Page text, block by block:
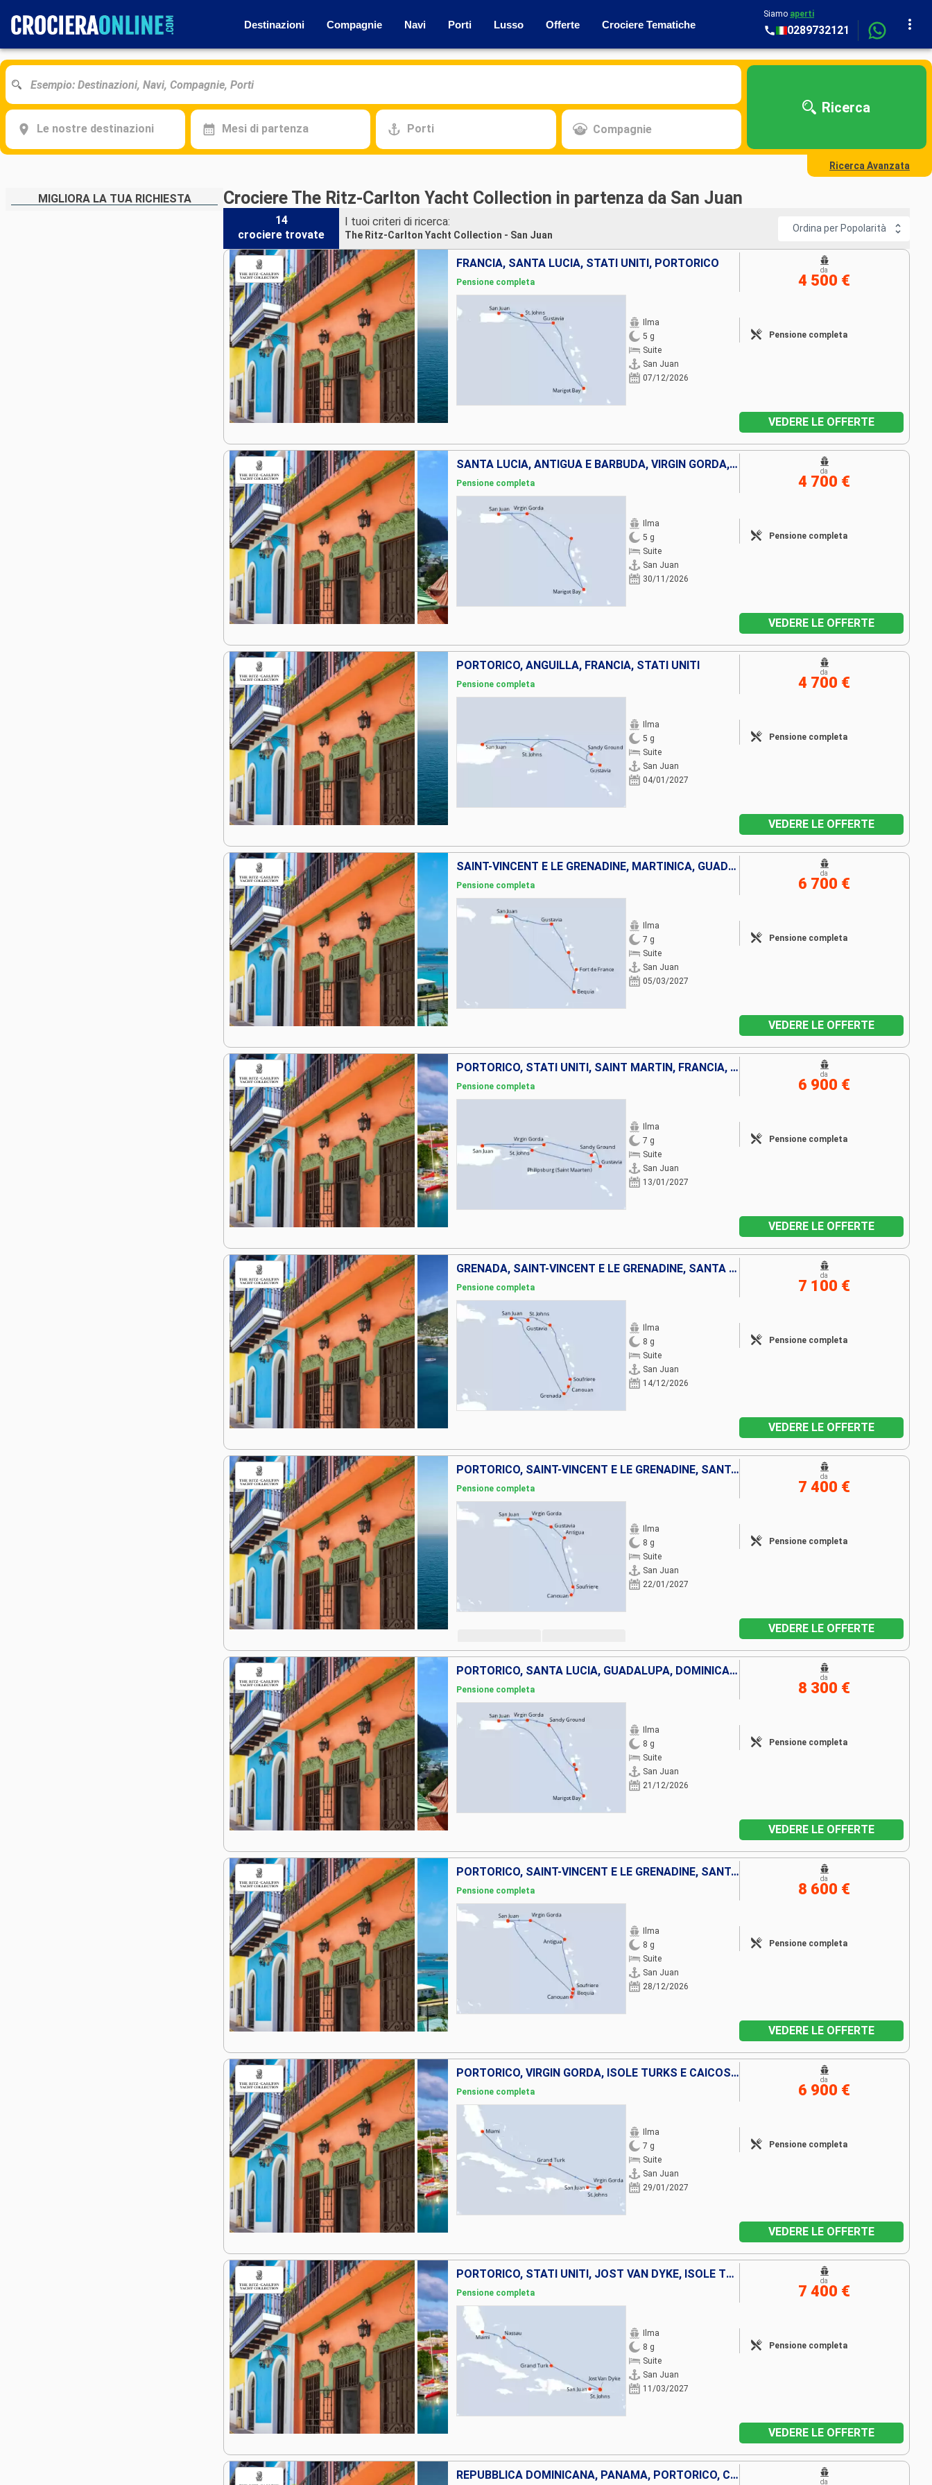
Destinazioni Compagnie Navi Porti Lusso Offerte Crociere Tematiche
Siamo aperti
0289732121
Le nostre destinazioni Mesi di partenza Porti Compagnie
Ricerca
Ricerca Avanzata
MIGLIORA LA TUA RICHIESTA Crociere The Ritz-Carlton Yacht Collection in partenza da San Juan
14
crociere trovate
I tuoi criteri di ricerca:
The Ritz-Carlton Yacht Collection - San Juan
Ordina per Popolarità
FRANCIA, SANTA LUCIA, STATI UNITI, PORTORICO
Pensione completa
Ilma
5 g
Suite
San Juan
07/12/2026
Pensione completa
da
4 500 €
VEDERE LE OFFERTE
SANTA LUCIA, ANTIGUA E BARBUDA, VIRGIN GORDA, PORTORICO
Pensione completa
Ilma
5 g
Suite
San Juan
30/11/2026
Pensione completa
da
4 700 €
VEDERE LE OFFERTE
PORTORICO, ANGUILLA, FRANCIA, STATI UNITI
Pensione completa
Ilma
5 g
Suite
San Juan
04/01/2027
Pensione completa
da
4 700 €
VEDERE LE OFFERTE
SAINT-VINCENT E LE GRENADINE, MARTINICA, GUADALUPA, FRANCIA, PORTORICO
Pensione completa
Ilma
7 g
Suite
San Juan
05/03/2027
Pensione completa
da
6 700 €
VEDERE LE OFFERTE
PORTORICO, STATI UNITI, SAINT MARTIN, FRANCIA, ANGUILLA, VIRGIN GORDA
Pensione completa
Ilma
7 g
Suite
San Juan
13/01/2027
Pensione completa
da
6 900 €
VEDERE LE OFFERTE
GRENADA, SAINT-VINCENT E LE GRENADINE, SANTA LUCIA, FRANCIA, STATI UNITI, PORTORICO
Pensione completa
Ilma
8 g
Suite
San Juan
14/12/2026
Pensione completa
da
7 100 €
VEDERE LE OFFERTE
PORTORICO, SAINT-VINCENT E LE GRENADINE, SANTA LUCIA, ANTIGUA E BARBUDA, FRANCIA, VIRGIN GORDA
Pensione completa
Ilma
8 g
Suite
San Juan
22/01/2027
Pensione completa
da
7 400 €
VEDERE LE OFFERTE
PORTORICO, SANTA LUCIA, GUADALUPA, DOMINICA, ANGUILLA, VIRGIN GORDA
Pensione completa
Ilma
8 g
Suite
San Juan
21/12/2026
Pensione completa
da
8 300 €
VEDERE LE OFFERTE
PORTORICO, SAINT-VINCENT E LE GRENADINE, SANTA LUCIA, ANTIGUA E BARBUDA, VIRGIN GORDA
Pensione completa
Ilma
8 g
Suite
San Juan
28/12/2026
Pensione completa
da
8 600 €
VEDERE LE OFFERTE
PORTORICO, VIRGIN GORDA, ISOLE TURKS E CAICOS, STATI UNITI
Pensione completa
Ilma
7 g
Suite
San Juan
29/01/2027
Pensione completa
da
6 900 €
VEDERE LE OFFERTE
PORTORICO, STATI UNITI, JOST VAN DYKE, ISOLE TURKS E CAICOS, BAHAMAS
Pensione completa
Ilma
8 g
Suite
San Juan
11/03/2027
Pensione completa
da
7 400 €
VEDERE LE OFFERTE
REPUBBLICA DOMINICANA, PANAMA, PORTORICO, COLOMBIA
da